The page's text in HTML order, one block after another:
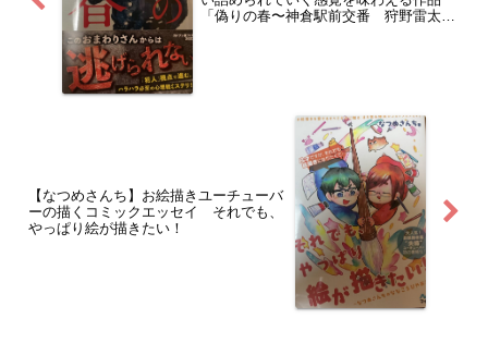
「偽りの春〜神倉駅前交番 狩野雷太の
【なつめさんち】お絵描きユーチューバ
ーの描くコミックエッセイ それでも、
やっぱり絵が描きたい！